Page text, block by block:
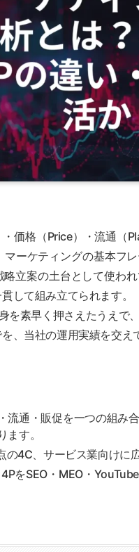
価格（Price）・流通（
ーケティングの基本フ
立案の土台として使わ
して組み立てられます。
を素早く押さえたうえで
、当社の運用実績を交え
流通・販促を一つの組み
す。
の4C、サービス業向けに
4PをSEO・MEO・